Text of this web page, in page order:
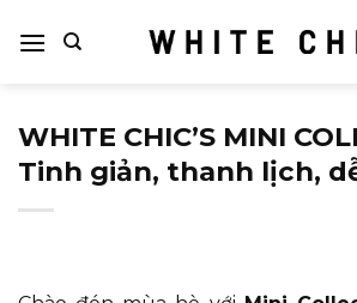
qua
WHITE CHIC’S MINI
Tinh giản, thanh lịch,